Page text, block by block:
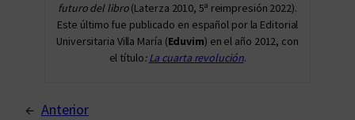
futuro del libro(Laterza 2010, 5ª reimpresión 2022).
Este último fue publicado en español por la Editorial
Universitaria Villa María (Eduvim) en el año 2012, con
el título:La cuarta revolución.
← Anterior